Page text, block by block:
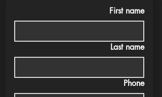
First name
Last name
Phone